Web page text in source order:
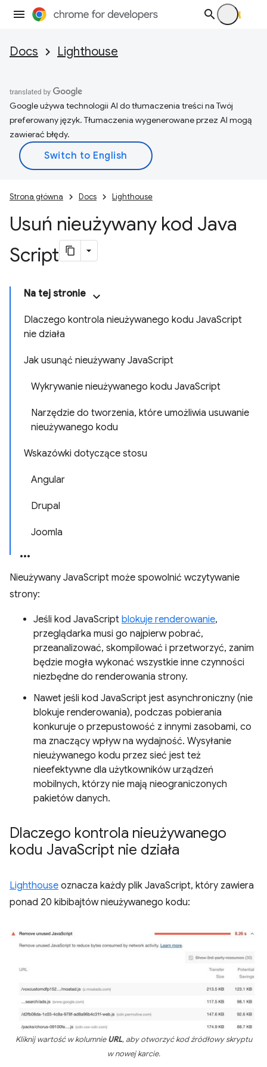
Docs Lighthouse
Google używa technologii AI do tłumaczenia treści na Twój
preferowany język. Tłumaczenia wygenerowane przez AI mogą
zawierać błędy.
Strona główna Docs Lighthouse
Usuń nieużywany kod Java
Script
Na tej stronie
Dlaczego kontrola nieużywanego kodu JavaScript
nie działa
Jak usunąć nieużywany JavaScript
Wykrywanie nieużywanego kodu JavaScript
Narzędzie do tworzenia, które umożliwia usuwanie
nieużywanego kodu
Wskazówki dotyczące stosu
Angular
Drupal
Joomla
Nieużywany JavaScript może spowolnić wczytywanie
strony:
Jeśli kod JavaScript blokuje renderowanie,
przeglądarka musi go najpierw pobrać,
przeanalizować, skompilować i przetworzyć, zanim
będzie mogła wykonać wszystkie inne czynności
niezbędne do renderowania strony.
Nawet jeśli kod JavaScript jest asynchroniczny (nie
blokuje renderowania), podczas pobierania
konkuruje o przepustowość z innymi zasobami, co
ma znaczący wpływ na wydajność. Wysyłanie
nieużywanego kodu przez sieć jest też
nieefektywne dla użytkowników urządzeń
mobilnych, którzy nie mają nieograniczonych
pakietów danych.
Dlaczego kontrola nieużywanego
kodu JavaScript nie działa
Lighthouse oznacza każdy plik JavaScript, który zawiera
ponad 20 kibibajtów nieużywanego kodu:
Kliknij wartość w kolumnieURL, aby otworzyć kod źródłowy skryptu
w nowej karcie.